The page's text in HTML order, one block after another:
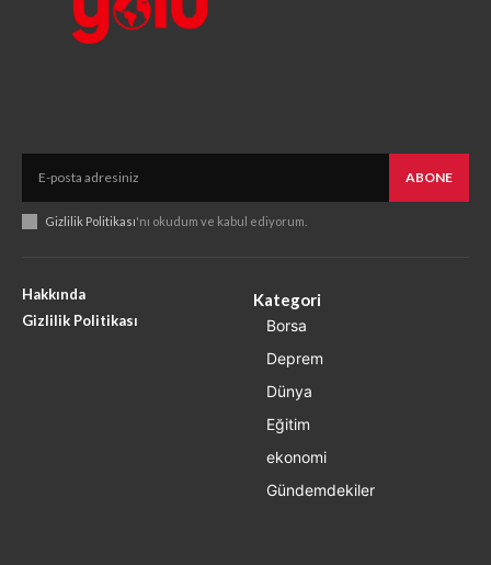
ABONE
Gizlilik Politikası'nı okudum ve kabul ediyorum.
Hakkında
Gizlilik Politikası
Kategori
Borsa
Deprem
Dünya
Eğitim
ekonomi
Gündemdekiler